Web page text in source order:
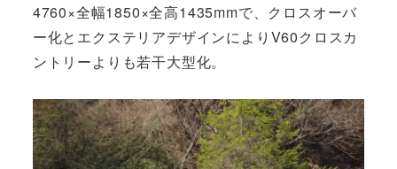
4760×全幅1850×全高1435mmで、クロスオーバ
ー化とエクステリアデザインによりV60クロスカ
ントリーよりも若干大型化。